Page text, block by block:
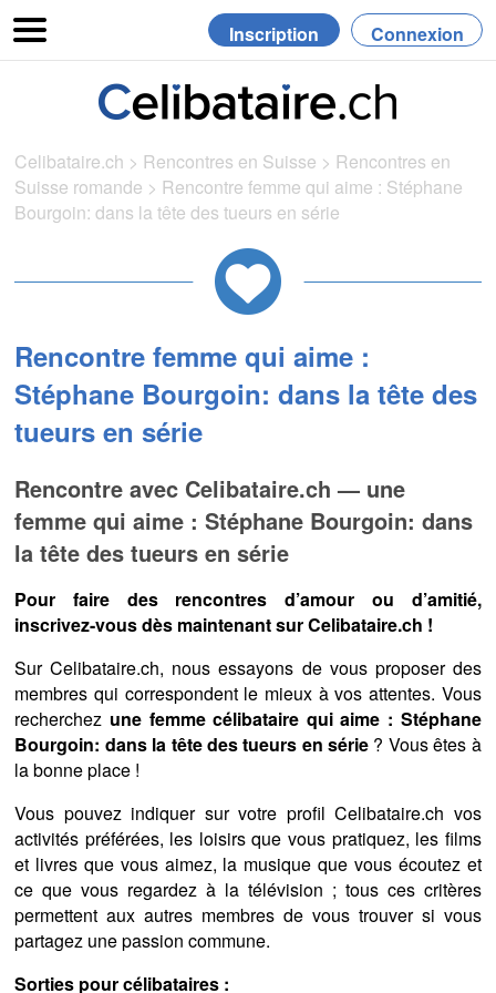
Inscription Connexion
Celibataire.ch > Rencontres en Suisse > Rencontres en
Suisse romande > Rencontre femme qui aime : Stéphane
Bourgoin: dans la tête des tueurs en série
Rencontre femme qui aime :
Stéphane Bourgoin: dans la tête des
tueurs en série
Rencontre avec Celibataire.ch — une
femme qui aime : Stéphane Bourgoin: dans
la tête des tueurs en série
Pour faire des rencontres d’amour ou d’amitié,
inscrivez-vous dès maintenant sur Celibataire.ch !
Sur Celibataire.ch, nous essayons de vous proposer des
membres qui correspondent le mieux à vos attentes. Vous
recherchez une femme célibataire qui aime : Stéphane
Bourgoin: dans la tête des tueurs en série ? Vous êtes à
la bonne place !
Vous pouvez indiquer sur votre profil Celibataire.ch vos
activités préférées, les loisirs que vous pratiquez, les films
et livres que vous aimez, la musique que vous écoutez et
ce que vous regardez à la télévision ; tous ces critères
permettent aux autres membres de vous trouver si vous
partagez une passion commune.
Sorties pour célibataires :